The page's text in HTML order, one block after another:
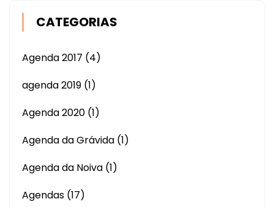
CATEGORIAS
Agenda 2017 (4)
agenda 2019 (1)
Agenda 2020 (1)
Agenda da Grávida (1)
Agenda da Noiva (1)
Agendas (17)